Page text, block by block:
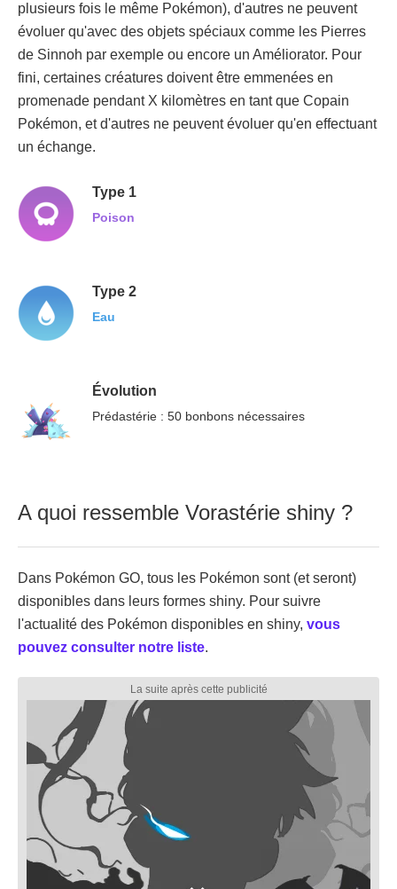
plusieurs fois le même Pokémon), d'autres ne peuvent
évoluer qu'avec des objets spéciaux comme les Pierres
de Sinnoh par exemple ou encore un Améliorator. Pour
fini, certaines créatures doivent être emmenées en
promenade pendant X kilomètres en tant que Copain
Pokémon, et d'autres ne peuvent évoluer qu'en effectuant
un échange.
Type 1
Poison
Type 2
Eau
Évolution
Prédastérie : 50 bonbons nécessaires
A quoi ressemble Vorastérie shiny ?
Dans Pokémon GO, tous les Pokémon sont (et seront)
disponibles dans leurs formes shiny. Pour suivre
l'actualité des Pokémon disponibles en shiny, vous
pouvez consulter notre liste.